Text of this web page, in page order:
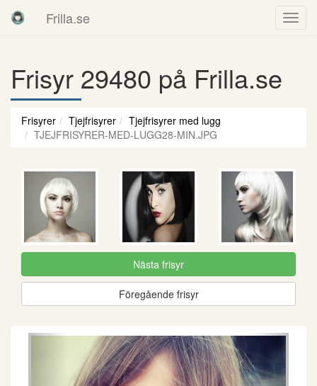
Frilla.se
Frisyr 29480 på Frilla.se
Frisyrer Tjejfrisyrer
Tjejfrisyrer med lugg
TJEJFRISYRER-MED-LUGG28-MIN.JPG
Nästa frisyr
Föregående frisyr
Föregående